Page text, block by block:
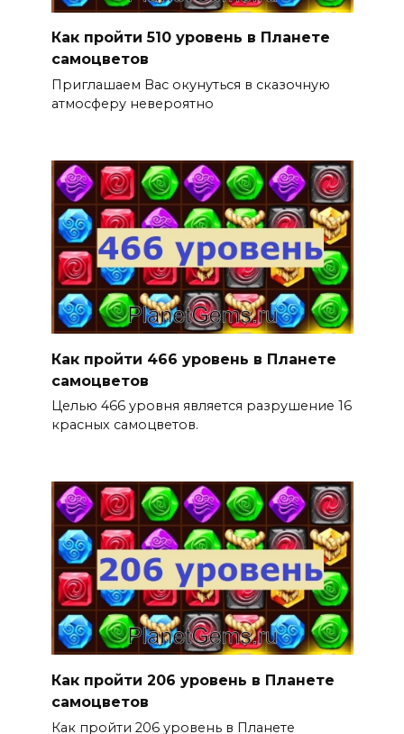
Как пройти 510 уровень в Планете
самоцветов
Приглашаем Вас окунуться в сказочную
атмосферу невероятно
Как пройти 466 уровень в Планете
самоцветов
Целью 466 уровня является разрушение 16
красных самоцветов.
Как пройти 206 уровень в Планете
самоцветов
Как пройти 206 уровень в Планете